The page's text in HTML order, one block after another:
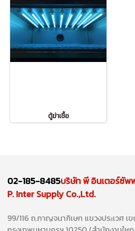
ตู้ฆ่าเชื้อ
02-185-8485บริษัท พี อินเตอร์ซัพ
P. Inter Supply Co.,Ltd.
99/116 ถ.กาญจนาภิเษก แขวงประเวศ เข